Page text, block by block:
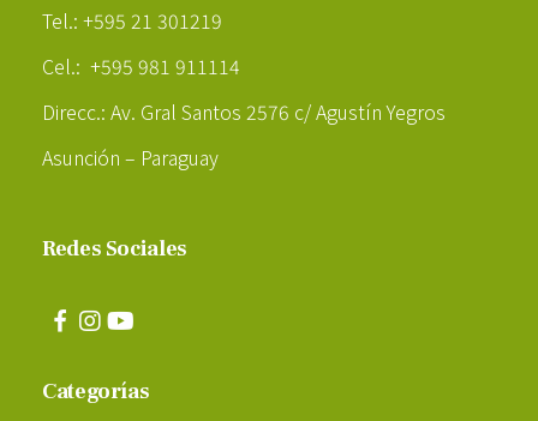
Tel.: +595 21 301219
Cel.: +595 981 911114
Direcc.: Av. Gral Santos 2576 c/ Agustín Yegros
Asunción – Paraguay
Redes Sociales
Categorías